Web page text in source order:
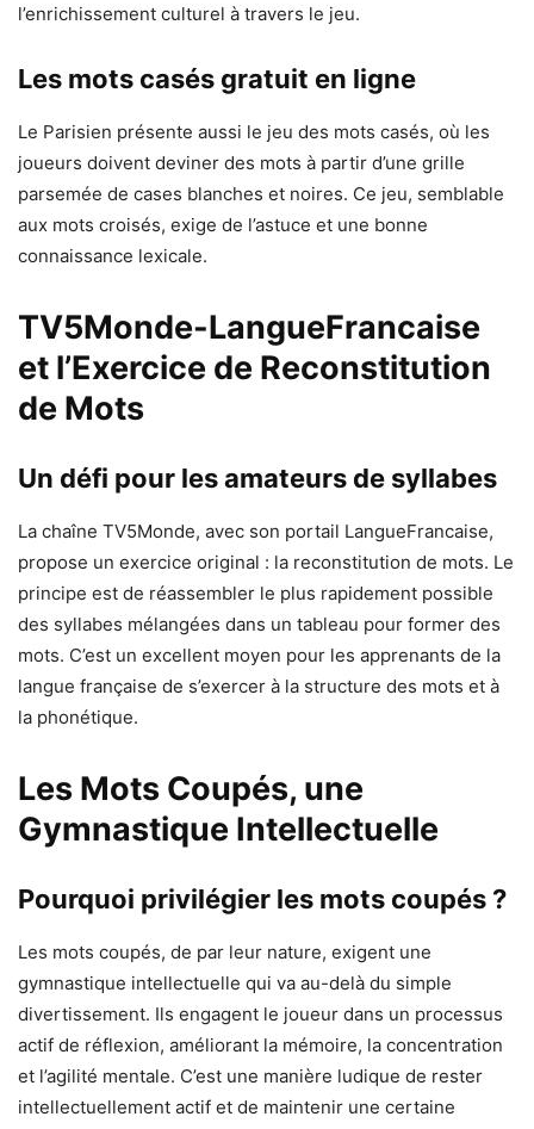
l’enrichissement culturel à travers le jeu.
Les mots casés gratuit en ligne
Le Parisien présente aussi le jeu des mots casés, où les
joueurs doivent deviner des mots à partir d’une grille
parsemée de cases blanches et noires. Ce jeu, semblable
aux mots croisés, exige de l’astuce et une bonne
connaissance lexicale.
TV5Monde-LangueFrancaise
et l’Exercice de Reconstitution
de Mots
Un défi pour les amateurs de syllabes
La chaîne TV5Monde, avec son portail LangueFrancaise,
propose un exercice original : la reconstitution de mots. Le
principe est de réassembler le plus rapidement possible
des syllabes mélangées dans un tableau pour former des
mots. C’est un excellent moyen pour les apprenants de la
langue française de s’exercer à la structure des mots et à
la phonétique.
Les Mots Coupés, une
Gymnastique Intellectuelle
Pourquoi privilégier les mots coupés ?
Les mots coupés, de par leur nature, exigent une
gymnastique intellectuelle qui va au-delà du simple
divertissement. Ils engagent le joueur dans un processus
actif de réflexion, améliorant la mémoire, la concentration
et l’agilité mentale. C’est une manière ludique de rester
intellectuellement actif et de maintenir une certaine